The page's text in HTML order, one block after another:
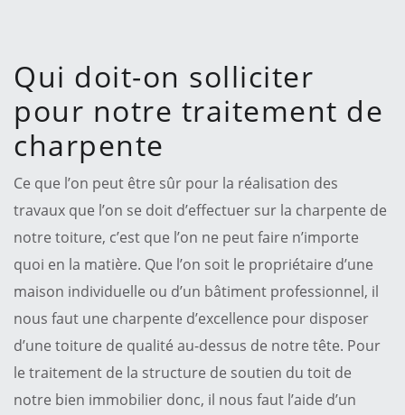
Qui doit-on solliciter
pour notre traitement de
charpente
Ce que l’on peut être sûr pour la réalisation des
travaux que l’on se doit d’effectuer sur la charpente de
notre toiture, c’est que l’on ne peut faire n’importe
quoi en la matière. Que l’on soit le propriétaire d’une
maison individuelle ou d’un bâtiment professionnel, il
nous faut une charpente d’excellence pour disposer
d’une toiture de qualité au-dessus de notre tête. Pour
le traitement de la structure de soutien du toit de
notre bien immobilier donc, il nous faut l’aide d’un